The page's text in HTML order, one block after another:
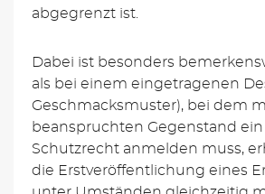
abgegrenzt ist.
Dabei ist besonders
als bei einem eingetragenen
Geschmacksmuster), bei dem
beanspruchten Gegenstand ein
Schutzrecht anmelden muss,
die Erstveröffentlichung eines